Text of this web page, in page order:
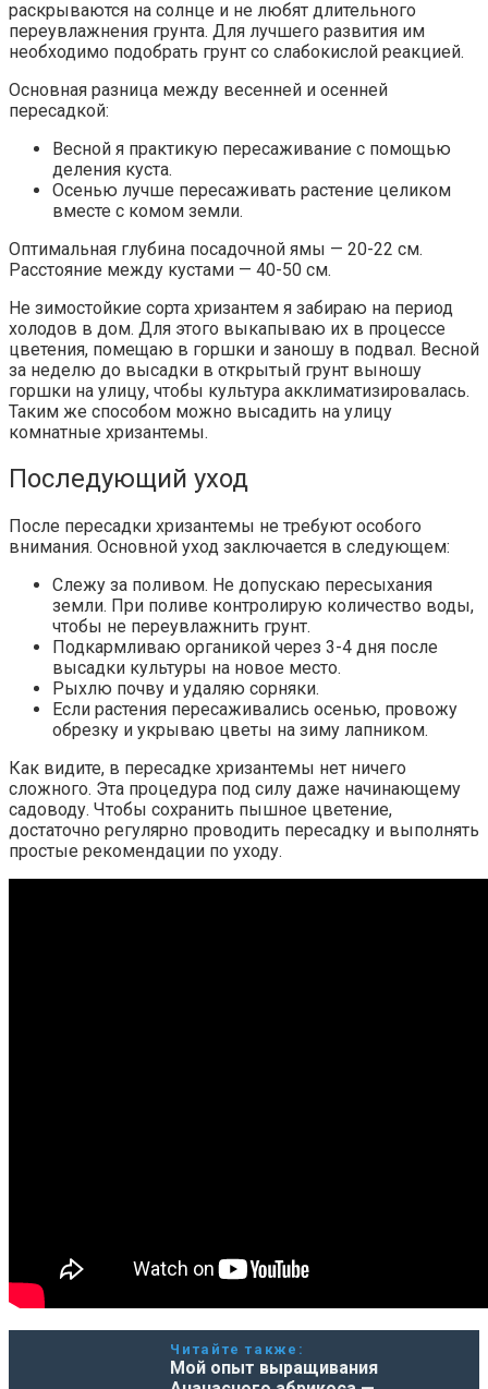
раскрываются на солнце и не любят длительного
переувлажнения грунта. Для лучшего развития им
необходимо подобрать грунт со слабокислой реакцией.
Основная разница между весенней и осенней
пересадкой:
Весной я практикую пересаживание с помощью
деления куста.
Осенью лучше пересаживать растение целиком
вместе с комом земли.
Оптимальная глубина посадочной ямы — 20-22 см.
Расстояние между кустами — 40-50 см.
Не зимостойкие сорта хризантем я забираю на период
холодов в дом. Для этого выкапываю их в процессе
цветения, помещаю в горшки и заношу в подвал. Весной
за неделю до высадки в открытый грунт выношу
горшки на улицу, чтобы культура акклиматизировалась.
Таким же способом можно высадить на улицу
комнатные хризантемы.
Последующий уход
После пересадки хризантемы не требуют особого
внимания. Основной уход заключается в следующем:
Слежу за поливом. Не допускаю пересыхания
земли. При поливе контролирую количество воды,
чтобы не переувлажнить грунт.
Подкармливаю органикой через 3-4 дня после
высадки культуры на новое место.
Рыхлю почву и удаляю сорняки.
Если растения пересаживались осенью, провожу
обрезку и укрываю цветы на зиму лапником.
Как видите, в пересадке хризантемы нет ничего
сложного. Эта процедура под силу даже начинающему
садоводу. Чтобы сохранить пышное цветение,
достаточно регулярно проводить пересадку и выполнять
простые рекомендации по уходу.
Читайте также:
Мой опыт выращивания